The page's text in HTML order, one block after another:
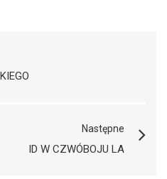
Następne
ID W CZWÓBOJU LA